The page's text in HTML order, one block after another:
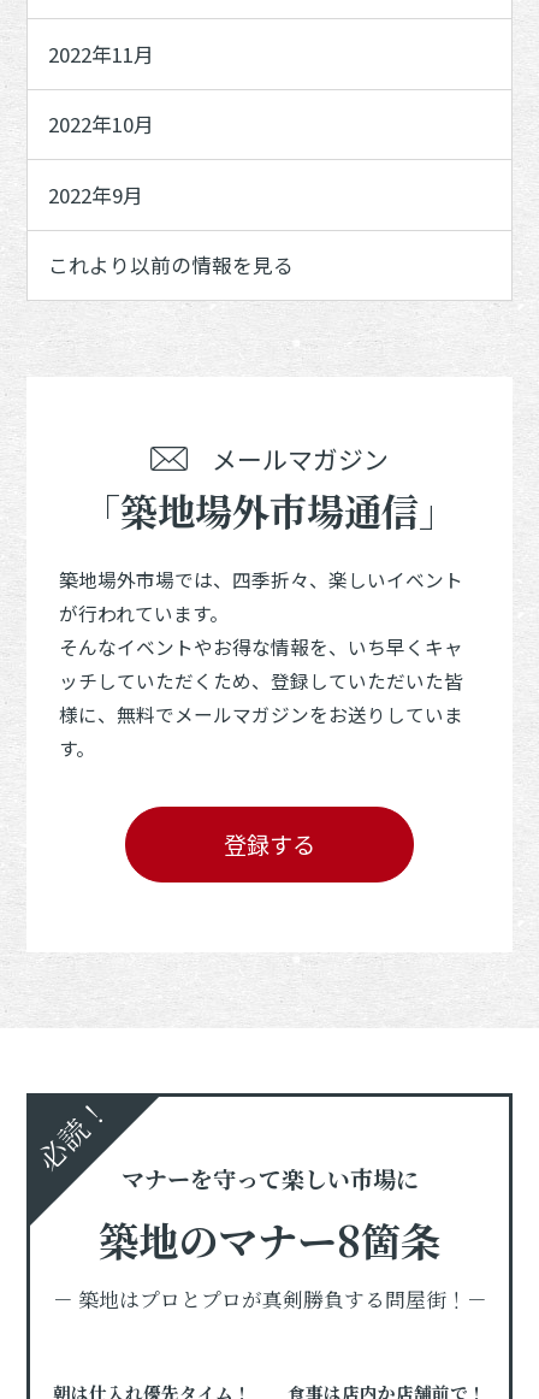
2022年11月
2022年10月
2022年9月
これより以前の情報を見る
メールマガジン
「築地場外市場通信」
築地場外市場では、四季折々、楽しいイベント
が行われています。
そんなイベントやお得な情報を、いち早くキャ
ッチしていただくため、登録していただいた皆
様に、無料でメールマガジンをお送りしていま
す。
登録する
必読！
マナーを守って楽しい市場に
築地のマナー8箇条
－ 築地はプロとプロが真剣勝負する問屋街！－
朝は仕入れ優先タイム！ 食事は店内か店舗前で！